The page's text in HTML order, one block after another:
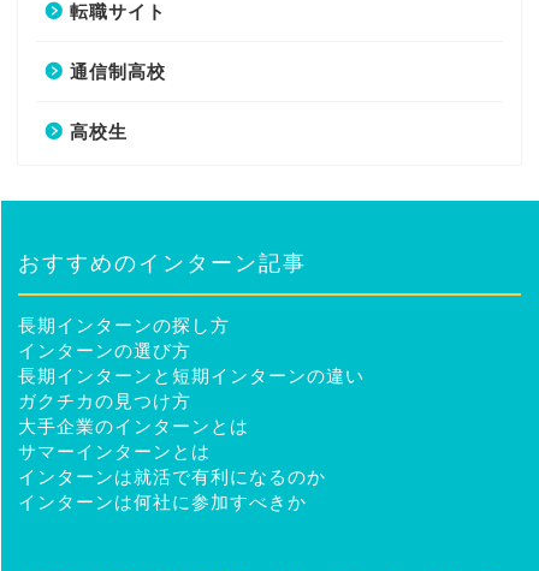
転職サイト
通信制高校
高校生
おすすめのインターン記事
長期インターンの探し方
インターンの選び方
長期インターンと短期インターンの違い
ガクチカの見つけ方
大手企業のインターンとは
サマーインターンとは
インターンは就活で有利になるのか
インターンは何社に参加すべきか